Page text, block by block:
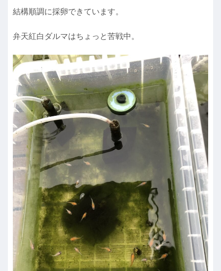
結構順調に採卵できています。
弁天紅白ダルマはちょっと苦戦中。